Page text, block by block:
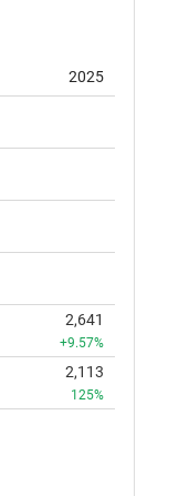
2025
2,641
+9.57%
2,113
125%